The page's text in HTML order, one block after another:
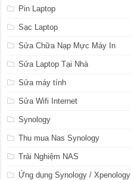
Pin Laptop
Sạc Laptop
Sửa Chữa Nạp Mực Máy In
Sửa Laptop Tại Nhà
Sửa máy tính
Sửa Wifi Internet
Synology
Thu mua Nas Synology
Trải Nghiệm NAS
Ứng dụng Synology / Xpenology